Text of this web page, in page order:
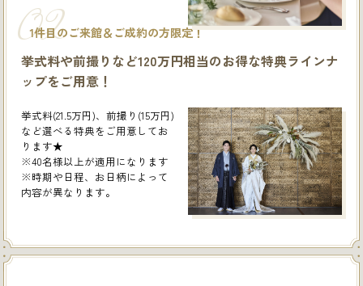
02
1件目のご来館＆ご成約の方限定！
挙式料や前撮りなど120万円相当のお得な特典ラインナ
ップをご用意！
挙式料(21.5万円)、前撮り(15万円)
など選べる特典をご用意してお
ります★
※40名様以上が適用になります
※時期や日程、お日柄によって
内容が異なります。